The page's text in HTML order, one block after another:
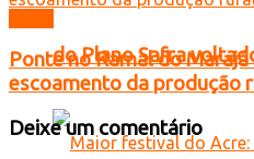
do Plano Safra
Ponte no Ramal do
escoamento da produção
Deixe um comentário